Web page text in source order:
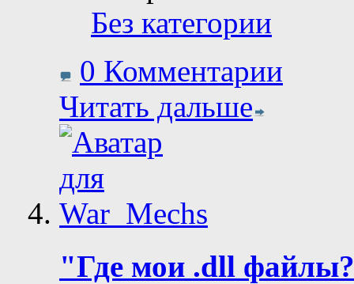
Без категории
0 Комментарии
Читать дальше
"Где мои .dll